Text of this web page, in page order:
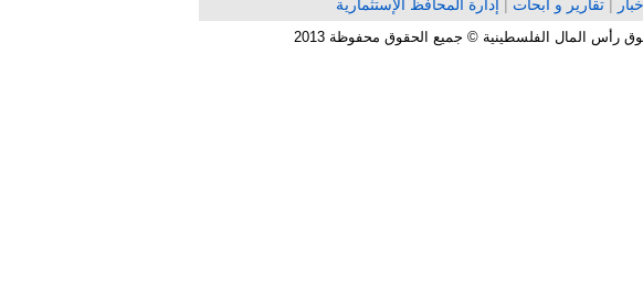
|تقارير و أبحات | إدارة المحافظ الإستثمارية
رأس المال الفلسطينية © جميع الحقوق محفوظة 2013